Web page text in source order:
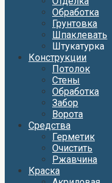
Обработка
Грунтовка
Шпаклевать
Штукатурка
Конструкции
Потолок
Стены
Обработка
Забор
Ворота
Средства
Герметик
Очистить
Ржавчина
Краска